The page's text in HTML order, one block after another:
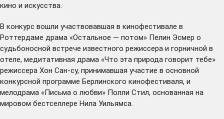
кино и искусства.
В конкурс вошли участвовавшая в кинофестивале в
Роттердаме драма «Остальное — потом» Пелин Эсмер о
судьбоносной встрече известного режиссера и горничной в
отеле, медитативная драма «Что эта природа говорит тебе»
режиссера Хон Сан-су, принимавшая участие в основной
конкурсной программе Берлинского кинофестиваля, и
мелодрама «Письма о любви» Полли Стил, основанная на
мировом бестселлере Нила Уильямса.